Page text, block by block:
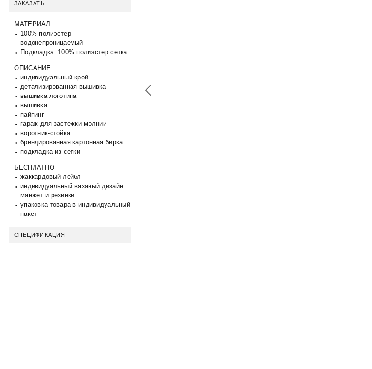
КОНТАКТЫ
ЗАКАЗАТЬ
МАТЕРИАЛ
100% полиэстер
водонепроницаемый
Подкладка: 100% полиэстер сетка
ОПИСАНИЕ
индивидуальный крой
детализированная вышивка
вышивка логотипа
вышивка
пайпинг
гараж для застежки молнии
воротник-стойка
брендированная картонная бирка
подкладка из сетки
БЕСПЛАТНО
жаккардовый лейбл
индивидуальный вязаный дизайн
манжет и резинки
упаковка товара в индивидуальный
пакет
СПЕЦИФИКАЦИЯ